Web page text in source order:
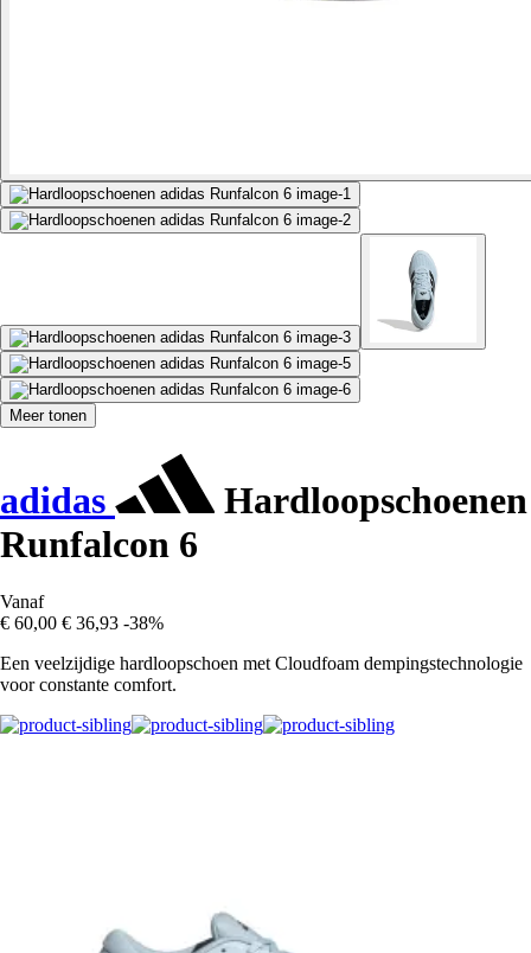
Meer tonen
adidas
Hardloopschoenen
Runfalcon 6
Vanaf
€ 60,00 € 36,93 -38%
Een veelzijdige hardloopschoen met Cloudfoam dempingstechnologie
voor constante comfort.